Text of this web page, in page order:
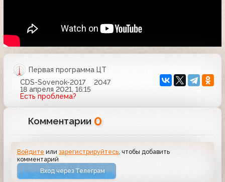
Первая программа ЦТ
CDS-Sovenok-2017
2047
18 апреля 2021, 16:15
Есть проблема?
Комментарии 0
Войдите илизарегистрируйтесь , чтобы добавить
комментарий
Вход через Телеграм